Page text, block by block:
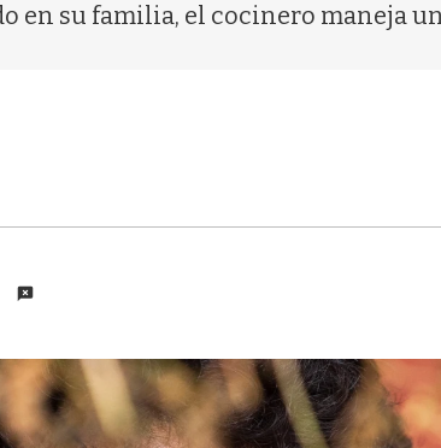
en su familia, el cocinero maneja